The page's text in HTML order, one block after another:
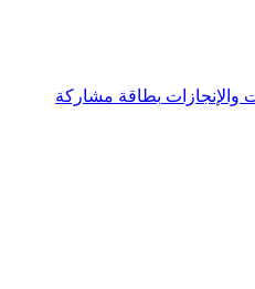
والإنجازات بطاقة مشاركة